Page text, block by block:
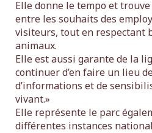
Elle donne le tempo et
entre les souhaits des
visiteurs, tout en respectant
animaux.
Elle est aussi garante de la
continuer d’en faire un lieu
d’informations et de
vivant.»
Elle représente le parc
différentes instances